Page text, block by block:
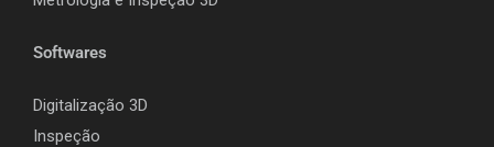
Softwares
Digitalização 3D
Inspeção